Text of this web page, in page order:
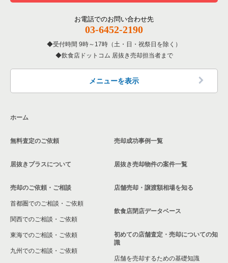
お電話でのお問い合わせ先
03-6452-2190
受付時間 9時～17時（土・日・祝祭日を除く）
飲食店ドットコム 居抜き売却担当者まで
メニューを表示
ホーム
無料査定のご依頼
居抜きプラスについて
売却のご依頼・ご相談
首都圏でのご相談・ご依頼
関西でのご相談・ご依頼
東海でのご相談・ご依頼
九州でのご相談・ご依頼
売却成功事例一覧
居抜き売却物件の案件一覧
店舗売却・譲渡額相場を知る
飲食店閉店データベース
初めての店舗査定・売却についての知
識
店舗を売却するための基礎知識